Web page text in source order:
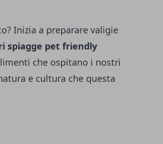
Inizia a preparare valigie
spiagge pet friendly
che ospitano i nostri
e cultura che questa